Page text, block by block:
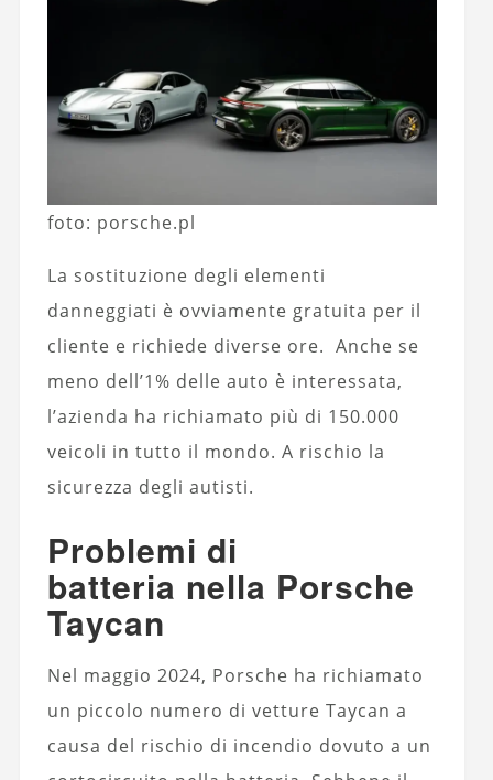
foto: porsche.pl
La sostituzione degli elementi
danneggiati è ovviamente gratuita per il
cliente e richiede diverse ore. Anche se
meno dell’1% delle auto è interessata,
l’azienda ha richiamato più di 150.000
veicoli in tutto il mondo. A rischio la
sicurezza degli autisti.
Problemi di
batteria nella Porsche
Taycan
Nel maggio 2024, Porsche ha richiamato
un piccolo numero di vetture Taycan a
causa del rischio di incendio dovuto a un